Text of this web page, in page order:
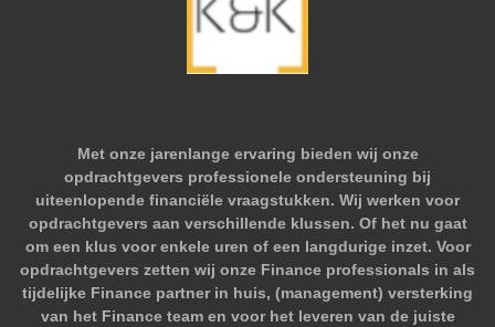
Met onze jarenlange ervaring bieden wij onze
opdrachtgevers professionele ondersteuning bij
uiteenlopende financiële vraagstukken. Wij werken voor
opdrachtgevers aan verschillende klussen. Of het nu gaat
om een klus voor enkele uren of een langdurige inzet. Voor
opdrachtgevers zetten wij onze Finance professionals in als
tijdelijke Finance partner in huis, (management) versterking
van het Finance team en voor het leveren van de juiste